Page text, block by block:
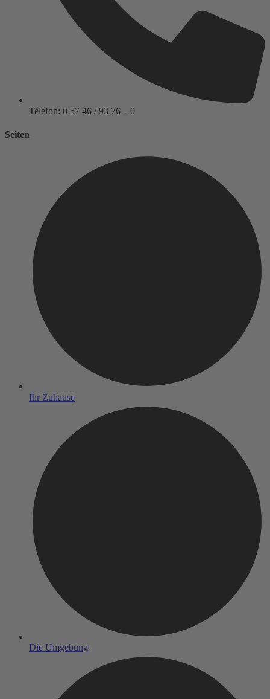
Telefon: 0 57 46 / 93 76 – 0
Seiten
Ihr Zuhause
Die Umgebung